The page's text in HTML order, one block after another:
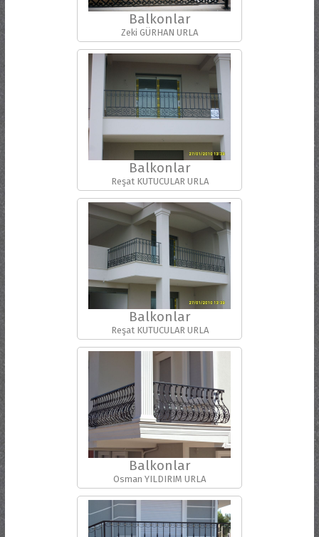
Balkonlar
Zeki GÜRHAN URLA
Balkonlar
Reşat KUTUCULAR URLA
Balkonlar
Reşat KUTUCULAR URLA
Balkonlar
Osman YILDIRIM URLA